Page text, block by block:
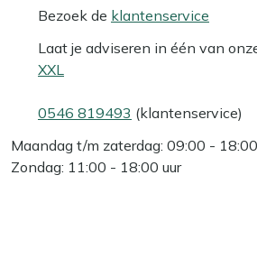
Bezoek de klantenservice
Laat je adviseren in één van
XXL
0546 819493 (klantenservice)
Maandag t/m zaterdag: 09:00 -
Zondag: 11:00 - 18:00 uur